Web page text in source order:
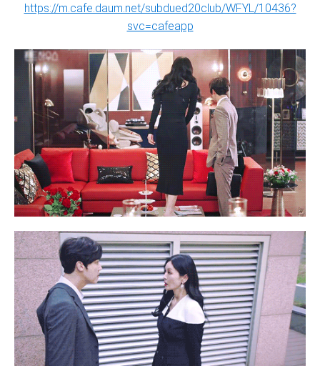
https://m.cafe.daum.net/subdued20club/WFYL/10436?
svc=cafeapp